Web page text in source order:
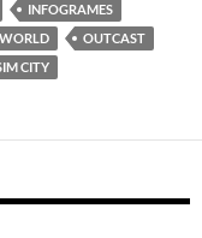
INFOGRAMES
OUTCAST
CITY